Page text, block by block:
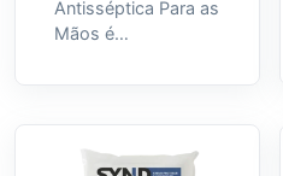
Disponível em duas
fragrâncias: Baby
Antisséptica Para as
Mãos é
germes e evitando